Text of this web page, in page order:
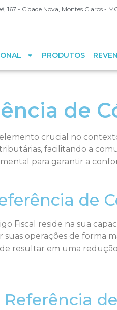
167 - Cidade Nova, Montes Claros -
PRODUTOS
de
crucial no
facilitando a
para garantir a
de
Fiscal reside na sua
suas operações de forma
resultar em uma